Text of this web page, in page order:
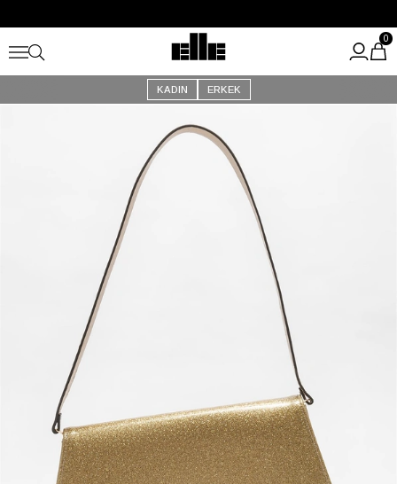
Kargo Ücretsiz!
KADIN ERKEK
0